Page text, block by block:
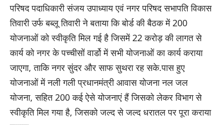
परिषद पदाधिकारी संजय उपाध्याय एवं नगर परिषद सभापति विकास
तिवारी उर्फ बब्लू तिवारी ने बताया कि बोर्ड की बैठक में 200
योजनाओं को स्वीकृति मिल गई है जिसमें 22 करोड़ की लागत से
कार्य को नगर के पच्चीसों वार्डो में सभी योजनाओं का कार्य कराया
जाएगा, ताकि नगर सुंदर और साफ सुथरा रह सके.पास हुए
योजनाओं में नली गली प्रधानमंत्री आवास योजना नल जल
योजना, सहित 200 कई ऐसे योजनाएं हैं जिसको लेकर विभाग से
स्वीकृति मिल गया है, जिसको जल्द से जल्द धरातल पर पूरा कराया